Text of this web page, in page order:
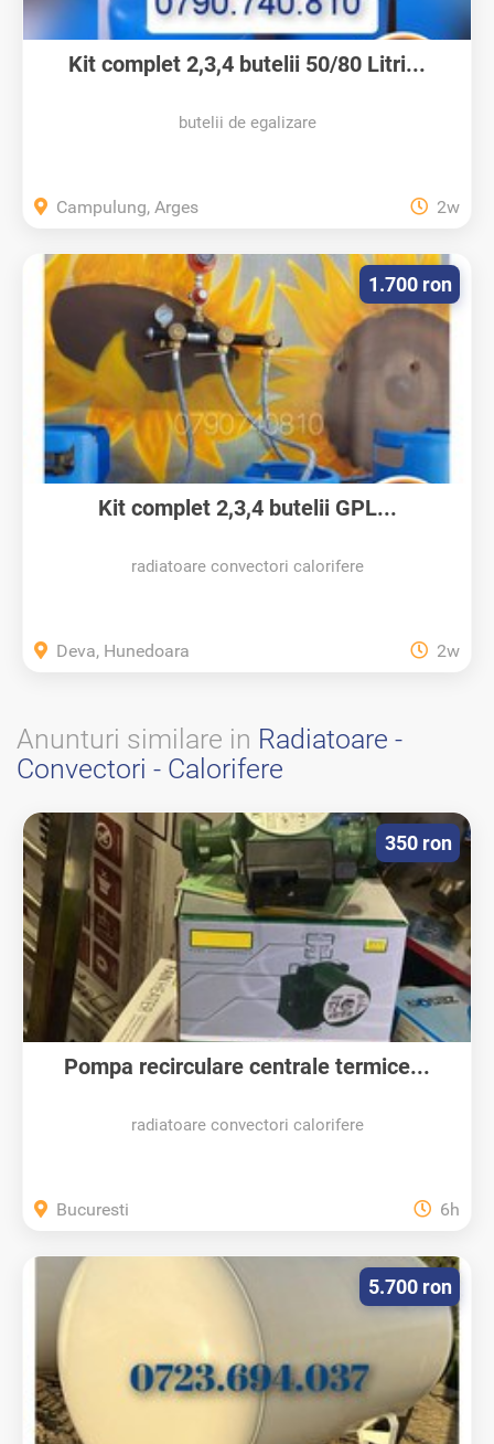
Kit complet 2,3,4 butelii 50/80 Litri...
butelii de egalizare
Campulung, Arges 2w
Kit complet 2,3,4 butelii GPL...
radiatoare convectori calorifere
1.700 ron
Deva, Hunedoara 2w
Anunturi similare in Radiatoare -
Convectori - Calorifere
Pompa recirculare centrale termice...
radiatoare convectori calorifere
350 ron
Bucuresti 6h
5.700 ron